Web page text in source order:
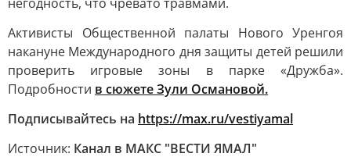
Активисты Общественной палаты Нового Уренгоя
накануне Международного дня защиты детей решили
проверить игровые зоны в парке «Дружба».
Подробности в сюжете Зули Османовой.
Подписывайтесь на https://max.ru/vestiyamal
Источник: Канал в МАКС "ВЕСТИ ЯМАЛ"